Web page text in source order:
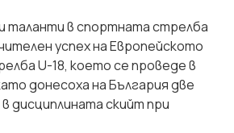
таланти в спортната стрелба
успех на Европейското
U-18, което се проведе в
донесоха на България две
дисциплината скийт при